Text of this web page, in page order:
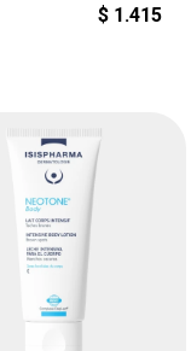
$ 1.415